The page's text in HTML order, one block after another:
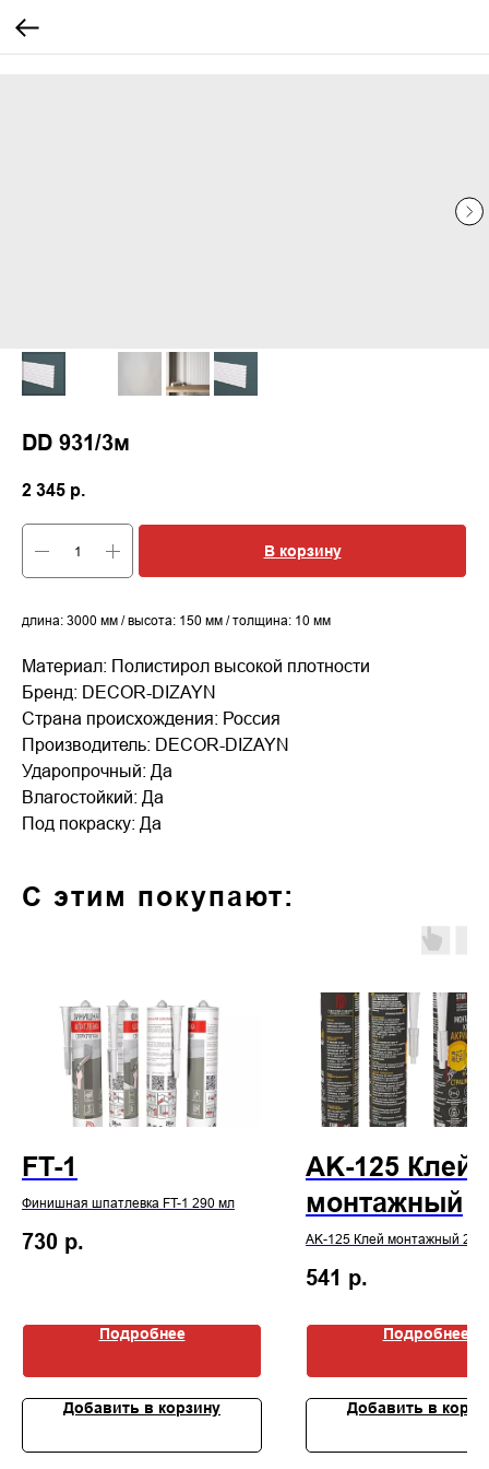
DD 931/3м
2 345 р.
В корзину
длина: 3000 мм / высота: 150 мм / толщина: 10 мм
Материал: Полистирол высокой плотности
Бренд: DECOR-DIZAYN
Страна происхождения: Россия
Производитель: DECOR-DIZAYN
Ударопрочный: Да
Влагостойкий: Да
Под покраску: Да
С этим покупают:
FT-1
Финишная шпатлевка FT-1 290 мл
730 р.
Подробнее
Добавить в корзину
AK-125 Клей
монтажный
AK-125 Клей монтажный 290
541 р.
Подробнее
Добавить в